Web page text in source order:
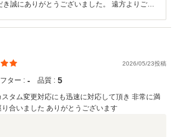
き誠にありがとうございました。 遠方よりご来
りましたね。 ご家族でたくさんお出かけくださ
2026/05/23投稿
ター : ‐ 品質 : 5
タム変更対応にも迅速に対応して頂き 非常に満
合いました ありがとうございます